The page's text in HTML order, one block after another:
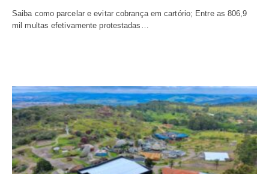
Saiba como parcelar e evitar cobrança em cartório; Entre as 806,9
mil multas efetivamente protestadas…